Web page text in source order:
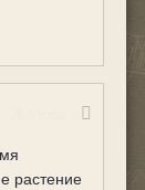
растение